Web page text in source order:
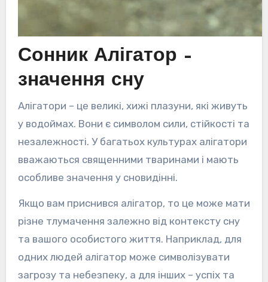
Сонник Алігатор –
значення сну
Алігатори – це великі, хижі плазуни, які живуть
у водоймах. Вони є символом сили, стійкості та
незалежності. У багатьох культурах алігатори
вважаються священними тваринами і мають
особливе значення у сновидінні.
Якщо вам приснився алігатор, то це може мати
різне тлумачення залежно від контексту сну
та вашого особистого життя. Наприклад, для
одних людей алігатор може символізувати
загрозу та небезпеку, а для інших – успіх та